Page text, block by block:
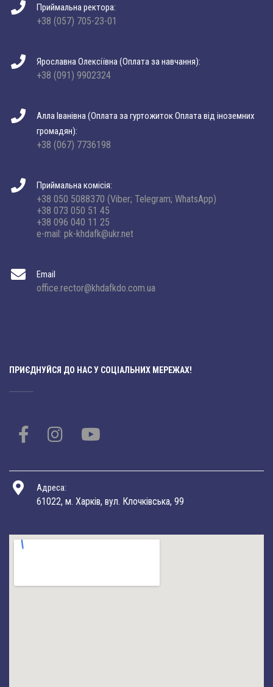
Приймальна ректора:
+38 (057) 705-23-01
Ярославна Олексіївна (Оплата за навчання):
+38 (091) 9902324
Алла Іванівна (Оплата за гуртожиток Оплата від іноземних
громадян):
+38 (067) 7736198
Приймальна комісія:
+38 050 5088370 (Viber; Telegram; WhatsApp)
+38 073 050 51 45
+38 096 040 11 25
e-mail: pk-khdafk@ukr.net
Email
office.rector@khdafkdo.com.ua
ПРИЄДНУЙСЯ ДО НАС У СОЦІАЛЬНИХ МЕРЕЖАХ!
Адреса:
61022, м. Харків, вул. Клочківська, 99